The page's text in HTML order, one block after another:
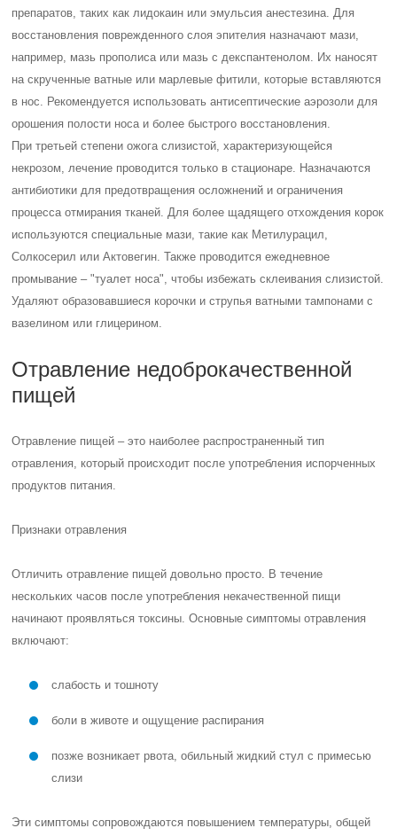
препаратов, таких как лидокаин или эмульсия анестезина. Для
восстановления поврежденного слоя эпителия назначают мази,
например, мазь прополиса или мазь с декспантенолом. Их наносят
на скрученные ватные или марлевые фитили, которые вставляются
в нос. Рекомендуется использовать антисептические аэрозоли для
орошения полости носа и более быстрого восстановления.
При третьей степени ожога слизистой, характеризующейся
некрозом, лечение проводится только в стационаре. Назначаются
антибиотики для предотвращения осложнений и ограничения
процесса отмирания тканей. Для более щадящего отхождения корок
используются специальные мази, такие как Метилурацил,
Солкосерил или Актовегин. Также проводится ежедневное
промывание – "туалет носа", чтобы избежать склеивания слизистой.
Удаляют образовавшиеся корочки и струпья ватными тампонами с
вазелином или глицерином.
Отравление недоброкачественной
пищей
Отравление пищей – это наиболее распространенный тип
отравления, который происходит после употребления испорченных
продуктов питания.
Признаки отравления
Отличить отравление пищей довольно просто. В течение
нескольких часов после употребления некачественной пищи
начинают проявляться токсины. Основные симптомы отравления
включают:
слабость и тошноту
боли в животе и ощущение распирания
позже возникает рвота, обильный жидкий стул с примесью
слизи
Эти симптомы сопровождаются повышением температуры, общей